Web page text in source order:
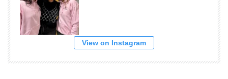
View on Instagram